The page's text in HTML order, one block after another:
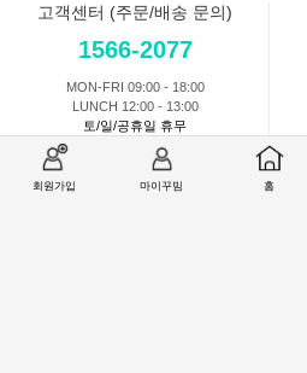
회원가입 마이꾸밈 홈
고객센터 (주문/배송 문의)
1566-2077
MON-FRI 09:00 - 18:00
LUNCH 12:00 - 13:00
토/일/공휴일 휴무